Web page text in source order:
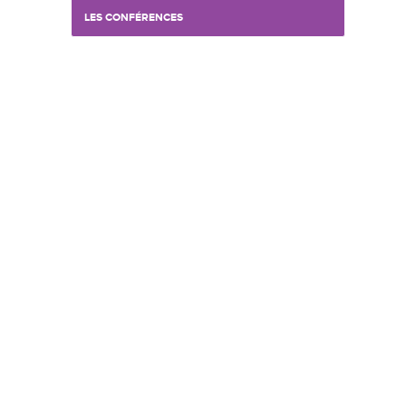
LES CONFÉRENCES